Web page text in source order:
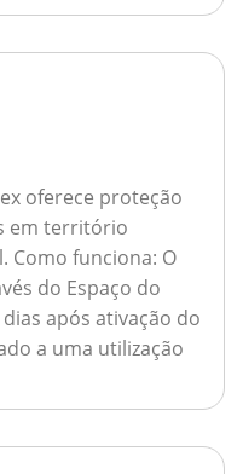
oferece proteção
em território
Como funciona: O
do Espaço do
após ativação do
a uma utilização